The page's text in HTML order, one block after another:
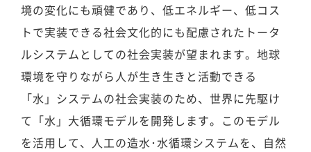
境の変化にも頑健であり、低エネルギー、低コス
トで実装できる社会文化的にも配慮されたトータ
ルシステムとしての社会実装が望まれます。地球
環境を守りながら人が生き生きと活動できる
「水」システムの社会実装のため、世界に先駆け
て「水」大循環モデルを開発します。このモデル
を活用して、人工の造水･水循環システムを、自然